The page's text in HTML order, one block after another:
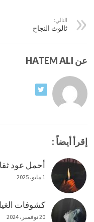
التالي:
ثالوث النجاح
عن HATEM ALI
إقرأ أيضاً :
أحمل عود
1 مايو، 2025
كشوفات
20 نوفمبر، 2024